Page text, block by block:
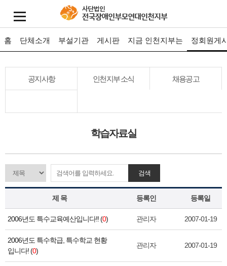
홈 단체소개 부설기관 게시판 지금 인천지부는 정회원게
공지사항 인천지부 소식 채용공고
학습자료실
검색
제 목 등록인 등록일
2006년도 특수교육예산입니다!! (0) 관리자 2007-01-19
2006년도 특수학급, 특수학교 현황
입니다! (0)
관리자 2007-01-19